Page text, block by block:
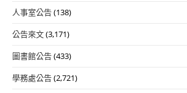
人事室公告(138)
公告來文(3,171)
圖書館公告(433)
學務處公告(2,721)